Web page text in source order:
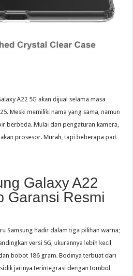
A22 5G akan dijual selama masa
Meski memiliki nama yang sama, namun
berbeda. Mulai dari pengaturan kamera,
prosesor. Murah, tapi beberapa part
Galaxy A22
Garansi Resmi
Samsung hadir dalam tiga pilihan warna;
versi 5G, ukurannya lebih kecil
bobot 186 gram. Bodinya terbuat dari
jarinya terintegrasi dengan tombol